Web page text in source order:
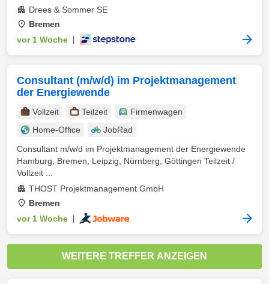
Drees & Sommer SE
Bremen
vor 1 Woche
Consultant (m/w/d) im Projektmanagement
der Energiewende
Vollzeit Teilzeit
Firmenwagen
Home-Office
JobRad
Consultant m/w/d im Projektmanagement der Energiewende
Hamburg, Bremen, Leipzig, Nürnberg, Göttingen Teilzeit /
Vollzeit ...
THOST Projektmanagement GmbH
Bremen
vor 1 Woche
WEITERE TREFFER ANZEIGEN